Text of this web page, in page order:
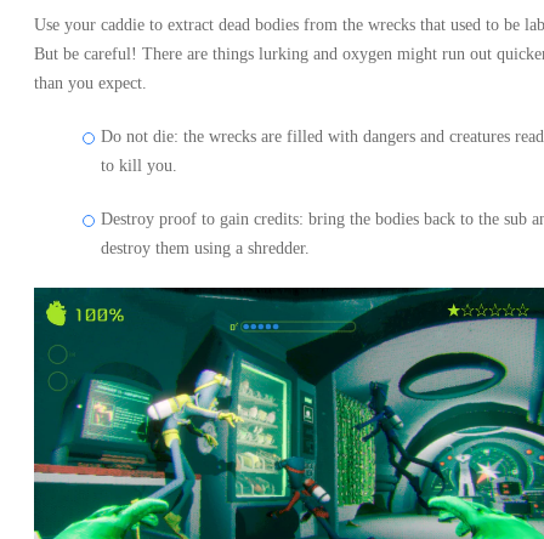
Use your caddie to extract dead bodies from the wrecks that used to be
But be careful! There are things lurking and oxygen might run out
than you expect.
Do not die: the wrecks are filled with dangers and creatures
to kill you.
Destroy proof to gain credits: bring the bodies back to the sub
destroy them using a shredder.